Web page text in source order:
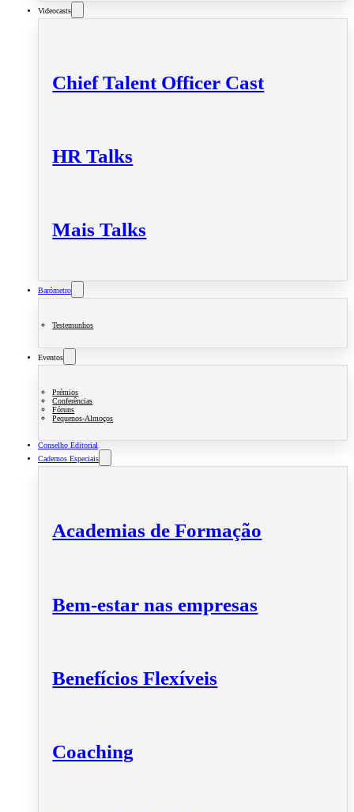
Videocasts
Chief Talent Officer Cast
HR Talks
Mais Talks
Barómetro
Testemunhos
Eventos
Prémios
Conferências
Fóruns
Pequenos-Almoços
Conselho Editorial
Cadernos Especiais
Academias de Formação
Bem-estar nas empresas
Benefícios Flexíveis
Coaching